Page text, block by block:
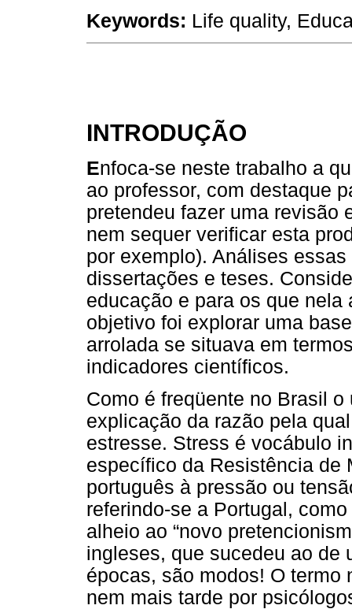
Keywords: Life quality,
INTRODUÇÃO
Enfoca-se neste trabalho a
ao professor, com destaque
pretendeu fazer uma revisão
nem sequer verificar esta
por exemplo). Análises
dissertações e teses.
educação e para os que
objetivo foi explorar uma
arrolada se situava em
indicadores científicos.
Como é freqüente no Brasil
explicação da razão pela
estresse. Stress é vocábulo
específico da Resistência de
português à pressão ou
referindo-se a Portugal,
alheio ao “novo
ingleses, que sucedeu ao de
épocas, são modos! O termo
nem mais tarde por